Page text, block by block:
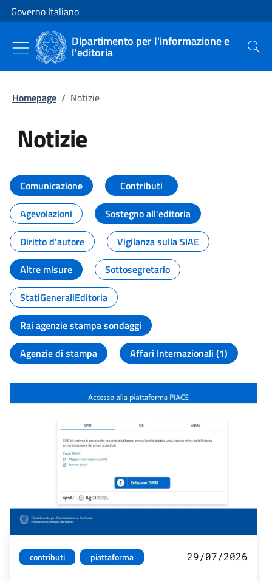
Vai al contenuto
Vai alla navigazione del sito
Governo Italiano
Dipartimento per l'informazione e
l'editoria Cerca
Homepage / Notizie
Notizie
Tutti i contenuti della pagina
Comunicazione
Contributi
Agevolazioni
Sostegno all'editoria
Diritto d'autore
Vigilanza sulla SIAE
Altre misure
Sottosegretario
StatiGeneraliEditoria
Rai agenzie stampa sondaggi
Agenzie di stampa
Affari Internazionali (1)
contributi piattaforma 29/07/2026